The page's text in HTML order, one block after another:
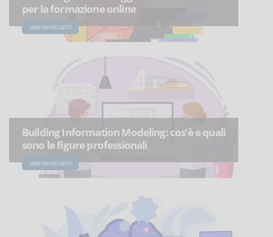
per la formazione online
UNO DEI PIÙ LETTI
Building Information Modeling: cos’è e quali
sono le figure professionali
UNO DEI PIÙ LETTI